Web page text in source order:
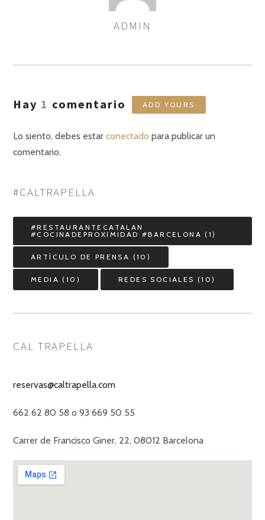
ADMIN
Hay 1 comentario ADD YOURS
Lo siento, debes estar conectado para publicar un
comentario.
#CALTRAPELLA
#RESTAURANTECATALAN
#COCINADEPROXIMIDAD #BARCELONA (1)
ARTÍCULO DE PRENSA (10)
MEDIA (10) REDES SOCIALES (10)
CAL TRAPELLA
reservas@caltrapella.com
662 62 80 58 o 93 669 50 55
Carrer de Francisco Giner, 22, 08012 Barcelona